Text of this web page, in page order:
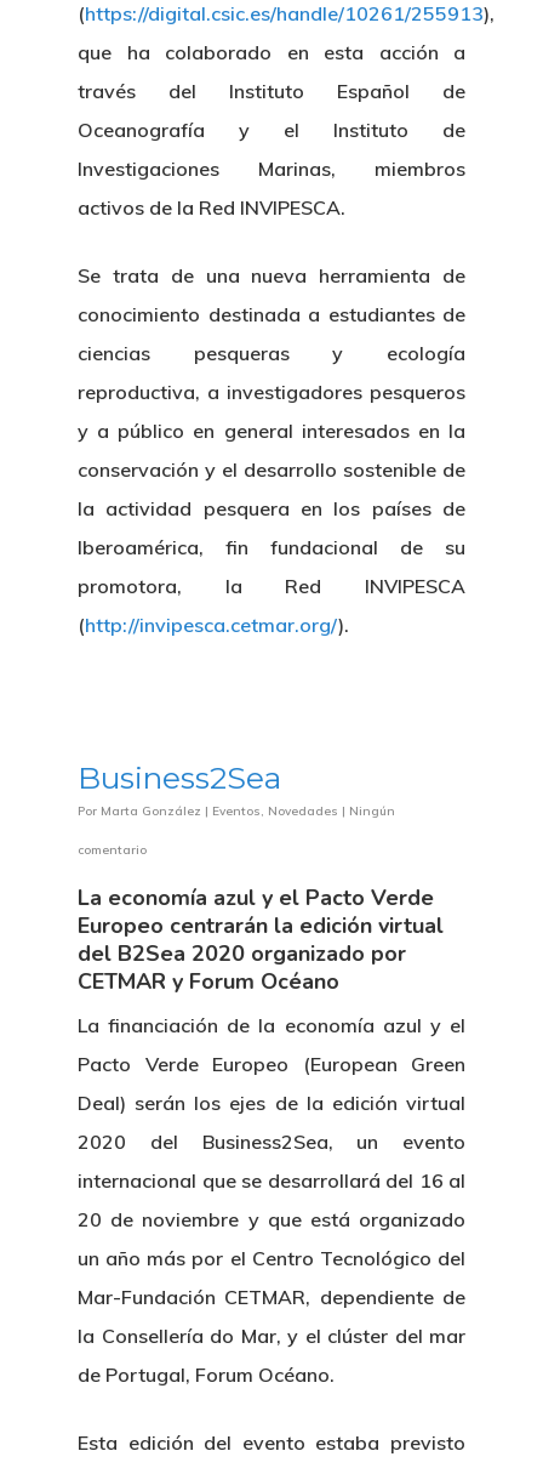
(https://digital.csic.es/handle/10261/255913),
que ha colaborado en esta acción a
través del Instituto Español de
Oceanografía y el Instituto de
Investigaciones Marinas, miembros
activos de la Red INVIPESCA.
Se trata de una nueva herramienta de
conocimiento destinada a estudiantes de
ciencias pesqueras y ecología
reproductiva, a investigadores pesqueros
y a público en general interesados en la
conservación y el desarrollo sostenible de
la actividad pesquera en los países de
Iberoamérica, fin fundacional de su
promotora, la Red INVIPESCA
(http://invipesca.cetmar.org/).
Business2Sea
Por Marta González | Eventos, Novedades | Ningún
comentario
La economía azul y el Pacto Verde
Europeo centrarán la edición virtual
del B2Sea 2020 organizado por
CETMAR y Forum Océano
La financiación de la economía azul y el
Pacto Verde Europeo (European Green
Deal) serán los ejes de la edición virtual
2020 del Business2Sea, un evento
internacional que se desarrollará del 16 al
20 de noviembre y que está organizado
un año más por el Centro Tecnológico del
Mar-Fundación CETMAR, dependiente de
la Consellería do Mar, y el clúster del mar
de Portugal, Forum Océano.
Esta edición del evento estaba previsto